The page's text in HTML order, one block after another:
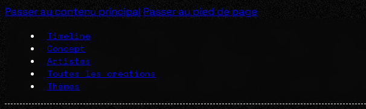
Passer au contenu principal Passer au pied de page
Timeline
Concept
Artistes
Toutes les créations
Thèmes